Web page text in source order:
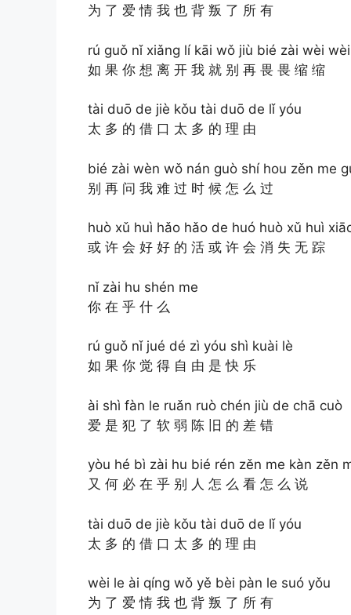
为 了 爱 情 我 也 背 叛 了 所 有
rú guǒ nǐ xiǎng lí kāi wǒ jiù bié zài wèi
如 果 你 想 离 开 我 就 别 再 畏 畏 缩 缩
tài duō de jiè kǒu tài duō de lǐ yóu
太 多 的 借 口 太 多 的 理 由
bié zài wèn wǒ nán guò shí hou zěn me
别 再 问 我 难 过 时 候 怎 么 过
huò xǔ huì hǎo hǎo de huó huò xǔ huì
或 许 会 好 好 的 活 或 许 会 消 失 无 踪
nǐ zài hu shén me
你 在 乎 什 么
rú guǒ nǐ jué dé zì yóu shì kuài lè
如 果 你 觉 得 自 由 是 快 乐
ài shì fàn le ruǎn ruò chén jiù de chā cuò
爱 是 犯 了 软 弱 陈 旧 的 差 错
yòu hé bì zài hu bié rén zěn me kàn zěn
又 何 必 在 乎 别 人 怎 么 看 怎 么 说
tài duō de jiè kǒu tài duō de lǐ yóu
太 多 的 借 口 太 多 的 理 由
wèi le ài qíng wǒ yě bèi pàn le suó yǒu
为 了 爱 情 我 也 背 叛 了 所 有